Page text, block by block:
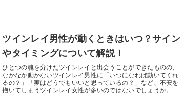
ツインレイ男性が動くときはいつ？サイン
やタイミングについて解説！
ひとつの魂を分けたツインレイと出会うことができたものの、
なかなか動かないツインレイ男性に「いつになれば動いてくれ
るの？」「実はどうでもいいと思っているの？」など、不安を
抱いてしまうツインレイ女性が多いのではないでしょうか。そ